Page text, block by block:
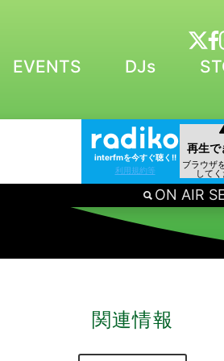
EVENTS DJs
interfmを今すぐ聴く!!
利用規約等
ON AIR
関連情報